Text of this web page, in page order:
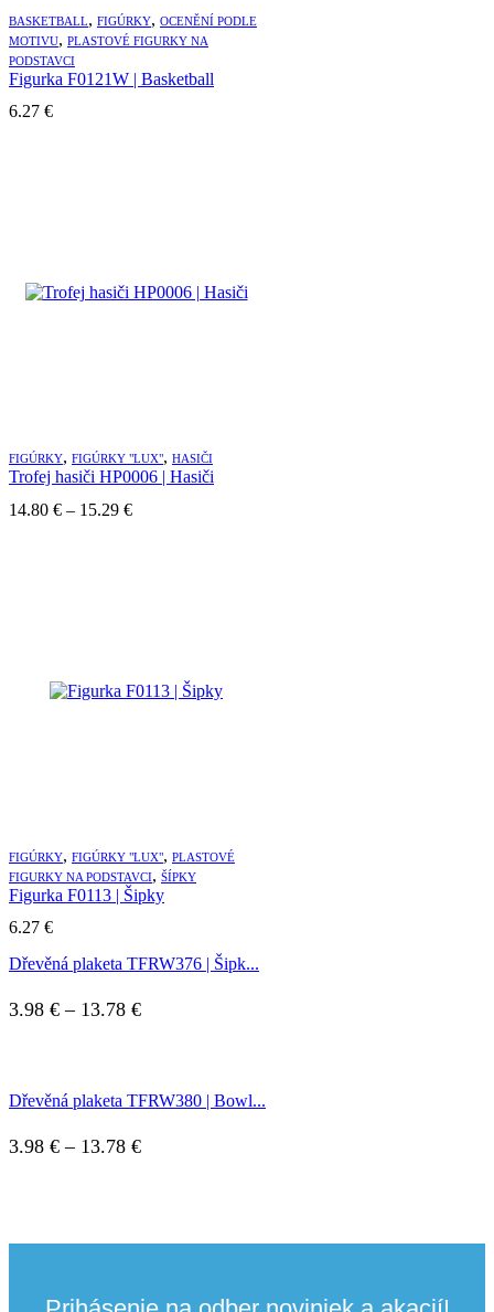
BASKETBALL, FIGÚRKY, OCENĚNÍ PODLE
MOTIVU, PLASTOVÉ FIGURKY NA
PODSTAVCI
Figurka F0121W | Basketball
6.27 €
FIGÚRKY, FIGÚRKY "LUX", HASIČI
Trofej hasiči HP0006 | Hasiči
14.80 € – 15.29 €Price
FIGÚRKY, FIGÚRKY "LUX", PLASTOVÉ
FIGURKY NA PODSTAVCI, ŠÍPKY
Figurka F0113 | Šipky
6.27 €
Dřevěná plaketa TFRW376 | Šipk...
3.98 € – 13.78 €Price
through
13.78 €
Dřevěná plaketa TFRW380 | Bowl...
3.98 € – 13.78 €Price
through